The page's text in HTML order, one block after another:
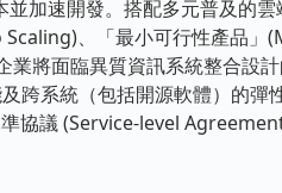
加速開發。搭配多元普及的雲
Scaling)、「最小可行性產品」
將面臨異質資訊系統整合設
跨系統（包括開源軟體）的彈
協議 (Service-level